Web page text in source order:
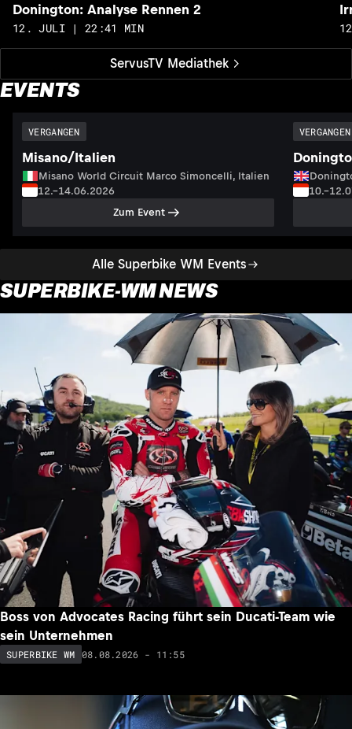
ServusTV Mediathek
Donington: Analyse Rennen 2
12. JULI | 22:41 MIN
EVENTS
Alle Superbike WM Events
VERGANGEN
Misano/Italien
Misano World Circuit Marco Simoncelli, Italien
12.–14.06.2026
Zum Event
VERGANGEN
SUPERBIKE-WM NEWS
Boss von Advocates Racing führt sein Ducati-Team wie
sein Unternehmen
SUPERBIKE WM 08.08.2026 - 11:55